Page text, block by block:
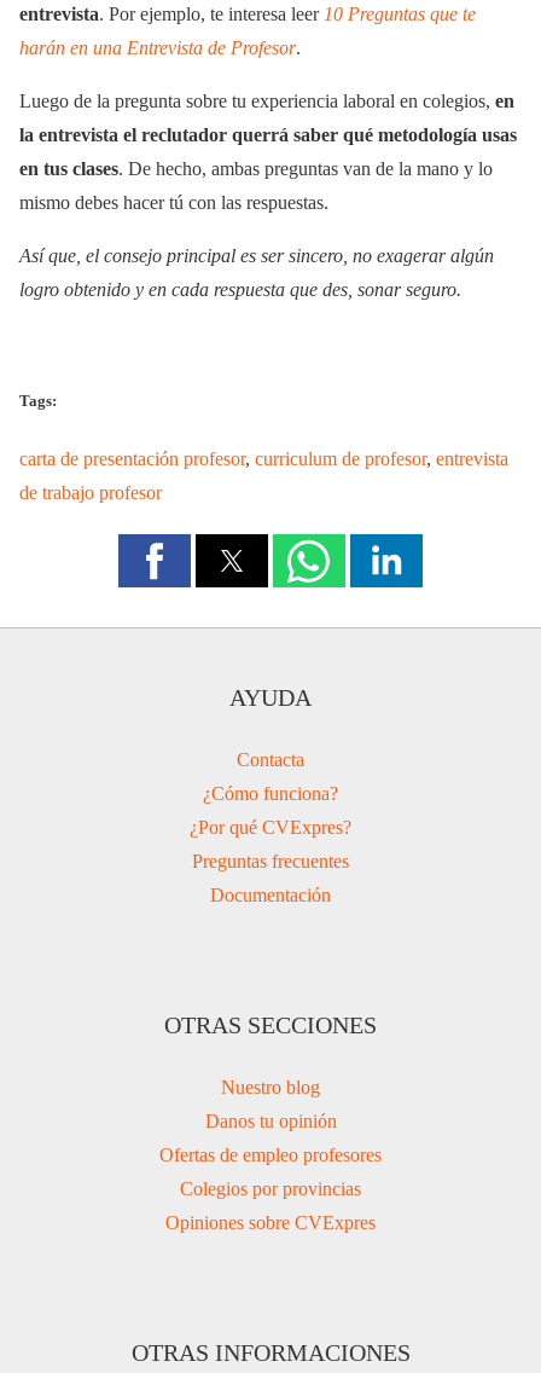
entrevista. Por ejemplo, te interesa leer 10 Preguntas que te
harán en una Entrevista de Profesor.
Luego de la pregunta sobre tu experiencia laboral en colegios, en
la entrevista el reclutador querrá saber qué metodología usas
en tus clases. De hecho, ambas preguntas van de la mano y lo
mismo debes hacer tú con las respuestas.
Así que, el consejo principal es ser sincero, no exagerar algún
logro obtenido y en cada respuesta que des, sonar seguro.
Tags:
carta de presentación profesor, curriculum de profesor, entrevista
de trabajo profesor
AYUDA
Contacta
¿Cómo funciona?
¿Por qué CVExpres?
Preguntas frecuentes
Documentación
OTRAS SECCIONES
Nuestro blog
Danos tu opinión
Ofertas de empleo profesores
Colegios por provincias
Opiniones sobre CVExpres
OTRAS INFORMACIONES